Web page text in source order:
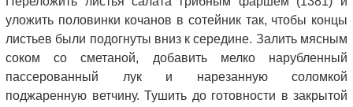
уложить половинки кочанов в сотейник так, чтобы концы
листьев были подогнуты вниз к середине. Залить мясным
соком со сметаной, добавить мелко нарубленный
пассерованный лук и нарезанную соломкой
поджаренную ветчину. Тушить до готовности в закрытой